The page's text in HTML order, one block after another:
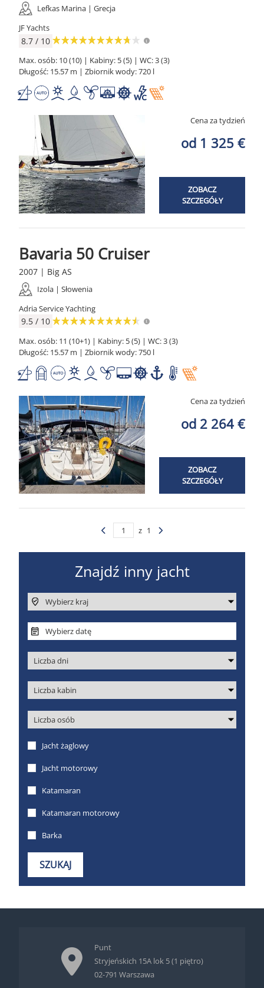
Lefkas Marina | Grecja
JF Yachts
8.7 / 10
Max. osób: 10 (10) | Kabiny: 5 (5) | WC: 3 (3)
Długość: 15.57 m | Zbiornik wody: 720 l
Cena za tydzień
od 1 325 €
ZOBACZ
SZCZEGÓŁY
Bavaria 50 Cruiser
2007 | Big AS
Izola | Słowenia
Adria Service Yachting
9.5 / 10
Max. osób: 11 (10+1) | Kabiny: 5 (5) | WC: 3 (3)
Długość: 15.57 m | Zbiornik wody: 750 l
Cena za tydzień
od 2 264 €
ZOBACZ
SZCZEGÓŁY
z 1
Punt
Stryjeńskich 15A lok 5 (1 piętro)
02-791 Warszawa